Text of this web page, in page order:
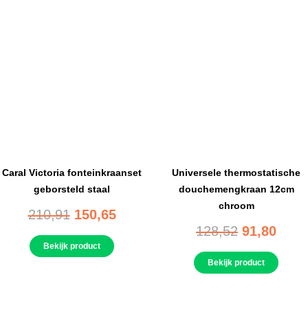
Caral Victoria fonteinkraanset
geborsteld staal
210,91 150,65
Bekijk product
Universele thermostatische
douchemengkraan 12cm
chroom
128,52 91,80
Bekijk product